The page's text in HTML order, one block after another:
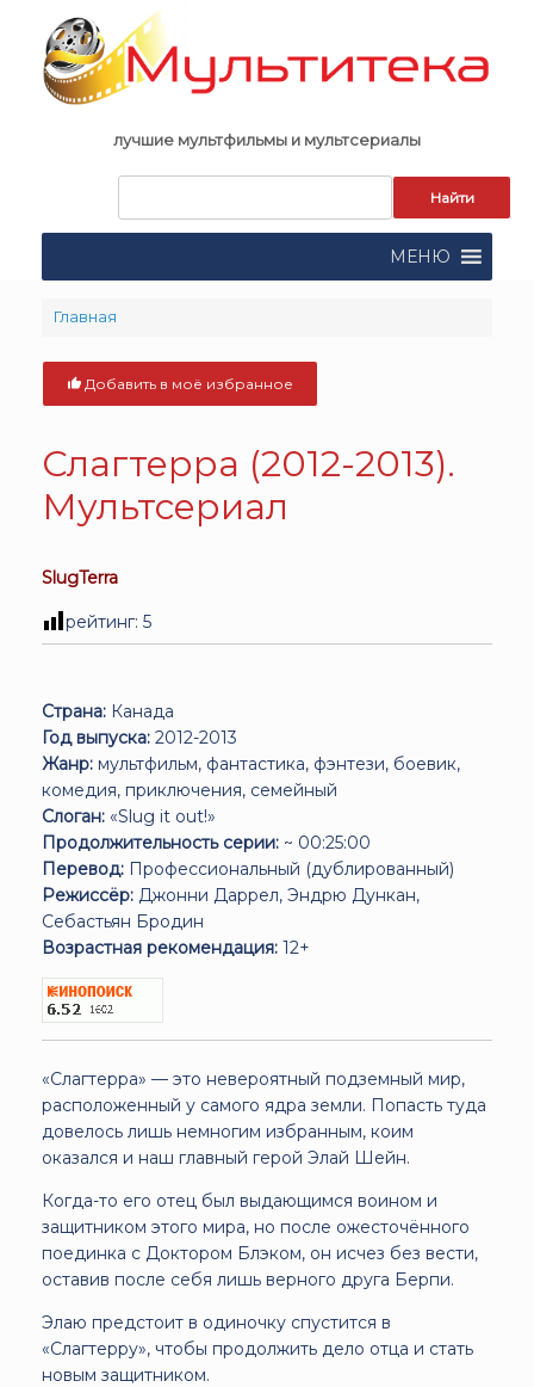
content
лучшие мультфильмы и мультсериалы
поиска:
МЕНЮ
Главная
Добавить в моё избранное
Слагтерра (2012-2013).
Мультсериал
SlugTerra
рейтинг: 5
Страна: Канада
Год выпуска: 2012-2013
Жанр: мультфильм, фантастика, фэнтези, боевик,
комедия, приключения, семейный
Слоган: «Slug it out!»
Продолжительность серии: ~ 00:25:00
Перевод: Профессиональный (дублированный)
Режиссёр: Джонни Даррел, Эндрю Дункан,
Себастьян Бродин
Возрастная рекомендация: 12+
«Слагтерра» — это невероятный подземный мир,
расположенный у самого ядра земли. Попасть туда
довелось лишь немногим избранным, коим
оказался и наш главный герой Элай Шейн.
Когда-то его отец был выдающимся воином и
защитником этого мира, но после ожесточённого
поединка с Доктором Блэком, он исчез без вести,
оставив после себя лишь верного друга Берпи.
Элаю предстоит в одиночку спустится в
«Слагтерру», чтобы продолжить дело отца и стать
новым защитником.